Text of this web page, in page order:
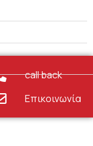
call back
Επικοινωνία